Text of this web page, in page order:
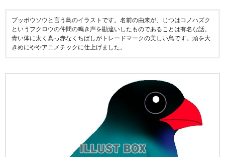
ブッポウソウと言う鳥のイラストです。名前の由来が、じつはコノハズク
というフクロウの仲間の鳴き声を勘違いしたものであることは有名な話。
青い体に太く真っ赤なくちばしがトレードマークの美しい鳥です。頭を大
きめにややアニメチックに仕上げました。